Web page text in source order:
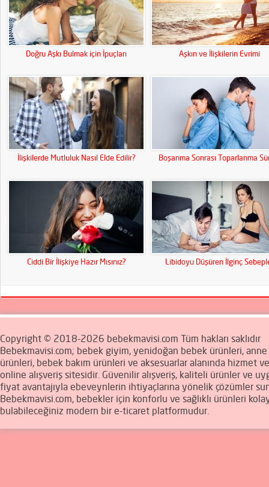
Doğru Aşkı Bulmak için İpuçları Aşkın ve İlişkilerin Evrimi
İlişkilerde Mutluluk Nasıl Elde Edilir? Boşanma Sonrası Toparlanma
Ciddi Bir İlişkiye Hazır Mısınız? Libidoyu Düşüren İlginç
Copyright © 2018-2026 bebekmavisi.com Tüm hakları saklıdır
Bebekmavisi.com; bebek giyim, yenidoğan bebek ürünleri,
ürünleri, bebek bakım ürünleri ve aksesuarlar alanında hizmet
online alışveriş sitesidir. Güvenilir alışveriş, kaliteli ürünler ve
fiyat avantajıyla ebeveynlerin ihtiyaçlarına yönelik çözümler
Bebekmavisi.com, bebekler için konforlu ve sağlıklı ürünleri
bulabileceğiniz modern bir e-ticaret platformudur.